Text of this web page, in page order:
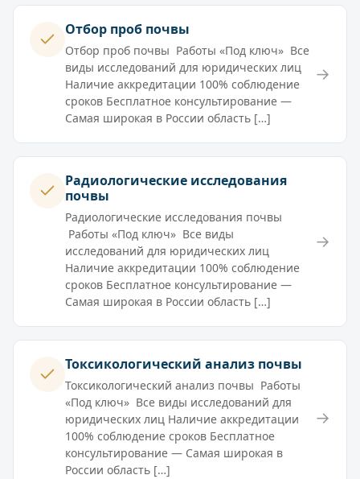
Отбор проб почвы
Отбор проб почвы Работы «Под ключ» Все
виды исследований для юридических лиц
Наличие аккредитации 100% соблюдение
сроков Бесплатное консультирование —
Самая широкая в России область […]
→
Радиологические исследования
почвы
Радиологические исследования почвы
Работы «Под ключ» Все виды
исследований для юридических лиц
Наличие аккредитации 100% соблюдение
сроков Бесплатное консультирование —
Самая широкая в России область […]
→
Токсикологический анализ почвы
Токсикологический анализ почвы Работы
«Под ключ» Все виды исследований для
юридических лиц Наличие аккредитации
100% соблюдение сроков Бесплатное
консультирование — Самая широкая в
России область […]
→